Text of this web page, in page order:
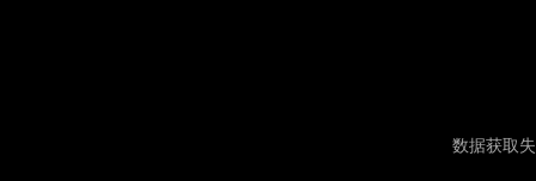
数据获取